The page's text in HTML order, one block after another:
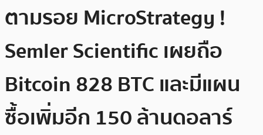
ตามรอย MicroStrategy !
Semler Scientific เผยถือ
Bitcoin 828 BTC และมีแผน
ซื้อเพิ่มอีก 150 ล้านดอลาร์